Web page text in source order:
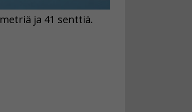
ja 41 senttiä.